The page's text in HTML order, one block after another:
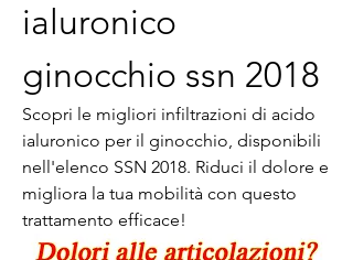
ialuronico
ginocchio ssn 2018
Scopri le migliori infiltrazioni di acido
ialuronico per il ginocchio, disponibili
nell'elenco SSN 2018. Riduci il dolore e
migliora la tua mobilità con questo
trattamento efficace!